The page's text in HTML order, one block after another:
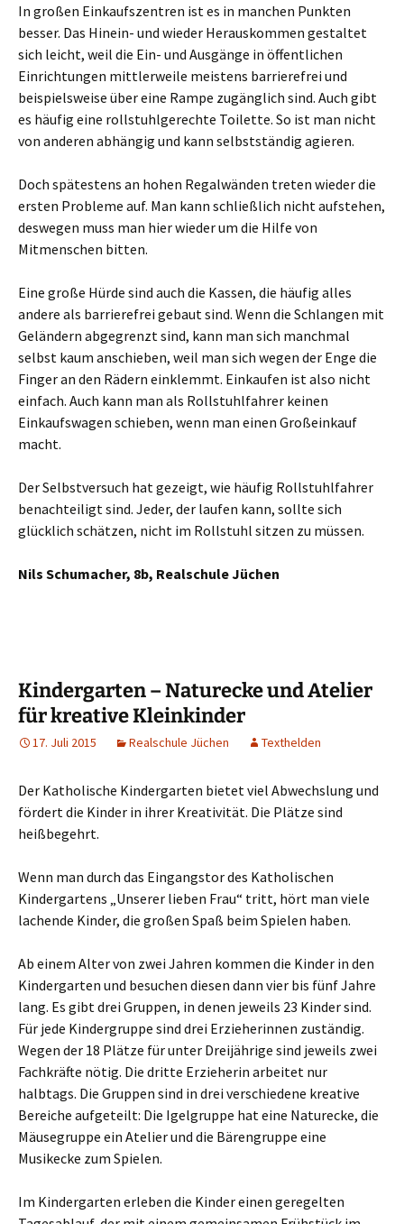
In großen Einkaufszentren ist es in manchen Punkten
besser. Das Hinein- und wieder Herauskommen gestaltet
sich leicht, weil die Ein- und Ausgänge in öffentlichen
Einrichtungen mittlerweile meistens barrierefrei und
beispielsweise über eine Rampe zugänglich sind. Auch gibt
es häufig eine rollstuhlgerechte Toilette. So ist man nicht
von anderen abhängig und kann selbstständig agieren.
Doch spätestens an hohen Regalwänden treten wieder die
ersten Probleme auf. Man kann schließlich nicht aufstehen,
deswegen muss man hier wieder um die Hilfe von
Mitmenschen bitten.
Eine große Hürde sind auch die Kassen, die häufig alles
andere als barrierefrei gebaut sind. Wenn die Schlangen mit
Geländern abgegrenzt sind, kann man sich manchmal
selbst kaum anschieben, weil man sich wegen der Enge die
Finger an den Rädern einklemmt. Einkaufen ist also nicht
einfach. Auch kann man als Rollstuhlfahrer keinen
Einkaufswagen schieben, wenn man einen Großeinkauf
macht.
Der Selbstversuch hat gezeigt, wie häufig Rollstuhlfahrer
benachteiligt sind. Jeder, der laufen kann, sollte sich
glücklich schätzen, nicht im Rollstuhl sitzen zu müssen.
Nils Schumacher, 8b, Realschule Jüchen
Kindergarten – Naturecke und Atelier
für kreative Kleinkinder
17. Juli 2015 Realschule Jüchen Texthelden
Der Katholische Kindergarten bietet viel Abwechslung und
fördert die Kinder in ihrer Kreativität. Die Plätze sind
heißbegehrt.
Wenn man durch das Eingangstor des Katholischen
Kindergartens „Unserer lieben Frau“ tritt, hört man viele
lachende Kinder, die großen Spaß beim Spielen haben.
Ab einem Alter von zwei Jahren kommen die Kinder in den
Kindergarten und besuchen diesen dann vier bis fünf Jahre
lang. Es gibt drei Gruppen, in denen jeweils 23 Kinder sind.
Für jede Kindergruppe sind drei Erzieherinnen zuständig.
Wegen der 18 Plätze für unter Dreijährige sind jeweils zwei
Fachkräfte nötig. Die dritte Erzieherin arbeitet nur
halbtags. Die Gruppen sind in drei verschiedene kreative
Bereiche aufgeteilt: Die Igelgruppe hat eine Naturecke, die
Mäusegruppe ein Atelier und die Bärengruppe eine
Musikecke zum Spielen.
Im Kindergarten erleben die Kinder einen geregelten